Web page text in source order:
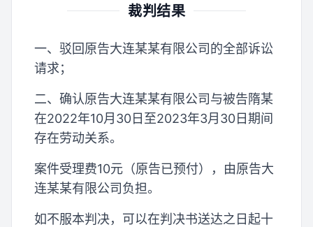
裁判结果
一、驳回原告大连某某有限公司的全部诉讼
请求；
二、确认原告大连某某有限公司与被告隋某
在2022年10月30日至2023年3月30日期间
存在劳动关系。
案件受理费10元（原告已预付），由原告大
连某某有限公司负担。
如不服本判决，可以在判决书送达之日起十